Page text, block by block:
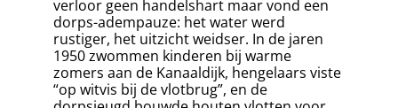
verloor geen handelshart maar vond een
dorps-adempauze: het water werd
rustiger, het uitzicht weidser. In de jaren
1950 zwommen kinderen bij warme
zomers aan de Kanaaldijk, hengelaars viste
“op witvis bij de vlotbrug”, en de